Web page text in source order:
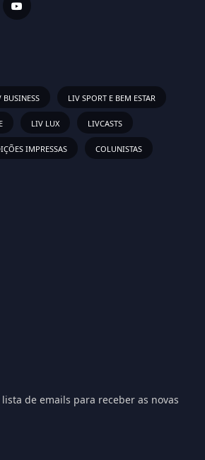
BUSINESS LIV SPORT E BEM ESTAR
LIV LUX LIVCASTS
IMPRESSAS COLUNISTAS
de emails para receber as novas